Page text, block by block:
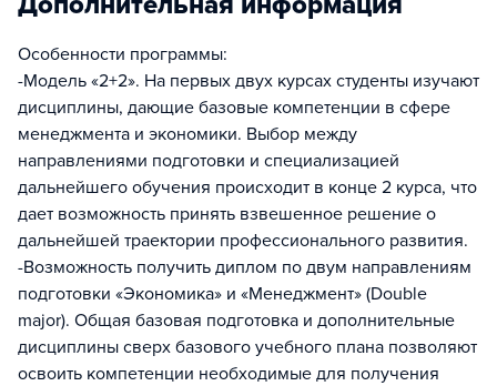
Особенности программы:
-Модель «2+2». На первых двух курсах студенты изучают
дисциплины, дающие базовые компетенции в сфере
менеджмента и экономики. Выбор между
направлениями подготовки и специализацией
дальнейшего обучения происходит в конце 2 курса, что
дает возможность принять взвешенное решение о
дальнейшей траектории профессионального развития.
-Возможность получить диплом по двум направлениям
подготовки «Экономика» и «Менеджмент» (Double
major). Общая базовая подготовка и дополнительные
дисциплины сверх базового учебного плана позволяют
освоить компетенции необходимые для получения